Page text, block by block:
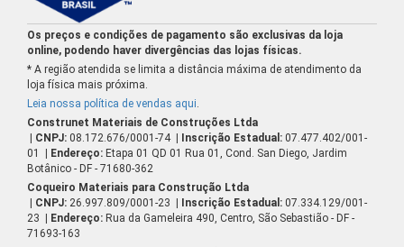
Os preços e condições de pagamento são exclusivas da loja
online, podendo haver divergências das lojas físicas.
* A região atendida se limita a distância máxima de atendimento da
loja física mais próxima.
Leia nossa política de vendas aqui
Construnet Materiais de Construções Ltda
| CNPJ: 08.172.676/0001-74 | Inscrição Estadual: 07.477.402/001-
01
| Endereço: Etapa 01 QD 01 Rua 01, Cond. San Diego, Jardim
Botânico - DF - 71680-362
Coqueiro Materiais para Construção Ltda
| CNPJ: 26.997.809/0001-23 | Inscrição Estadual: 07.334.129/001-
23 | Endereço: Rua da Gameleira 490, Centro, São Sebastião - DF -
71693-163